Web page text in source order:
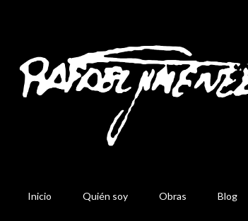
Inicio Quién soy Obras Blog